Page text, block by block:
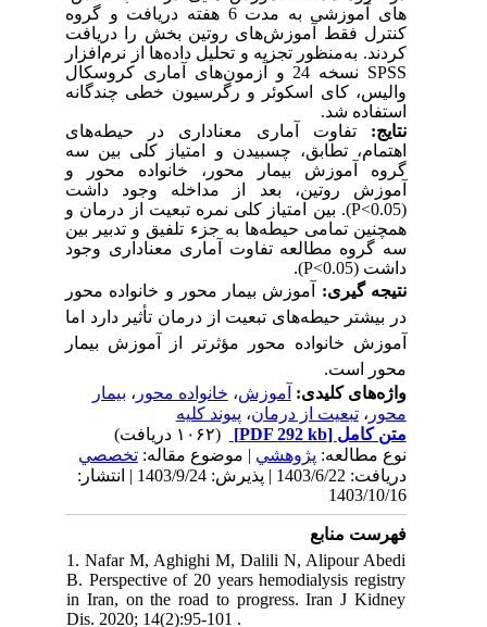
های آموزشی به مدت 6 هفته دریافت و گروه
کنترل فقط آموزش‌های روتین بخش را دریافت
به‌منظور تجزیه‌ و تحلیل داده‌ها از نرم‌افزار
نسخه 24 و آزمون‌های آماری کروسکال
والیس، کای اسکوئر و رگرسیون خطی چندگانه
استفاده شد.
تفاوت آماری معناداری در حیطه‌های
اهتمام، تطابق، چسبیدن و امتیاز کلی بین سه
گروه آموزش بیمار محور، خانواده محور و
آموزش روتین،
بعد از مداخله وجود داشت
). بین امتیاز کلی نمره تبعیت از درمان و
همچنین تمامی حیطه‌ها به جزء تلفیق و تدبیر بین
سه گروه مطالعه تفاوت آماری معناداری وجود
P<0.05
).
نتیجه­ گیری:آموزش بیمار محور و خانواده محور
در بیشتر حیطه‌های تبعیت از درمان تأثیر دارد اما
آموزش خانواده محور مؤثرتر از آموزش بیمار
محور است.
واژه‌های کلیدی:آموزش، خانواده محور ،بیمار
تبعیت از درمان ، پیوند کلیه
متن کامل[PDF 292 kb]
(۱۰۶۲ دریافت)
نوع مطالعه:پژوهشي| موضوع مقاله:تخصصي
دریافت: 1403/6/22 | پذیرش: 1403/9/24 | انتشار:
1403/10/16
فهرست منابع
1. Nafar M, Aghighi M, Dalili N, Alipour Abedi
B. Perspective of 20 years hemodialysis registry
in Iran, on the road to progress. Iran J Kidney
Dis. 2020; 14(2):95-101 .